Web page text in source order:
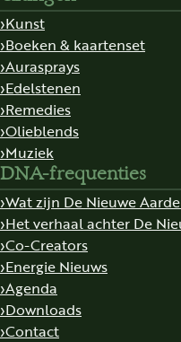
Kunst
Boeken & kaartenset
Aurasprays
Edelstenen
Remedies
Olieblends
Muziek
DNA-frequenties
Wat zijn De Nieuwe
Het verhaal achter De
Co-Creators
Energie Nieuws
Agenda
Downloads
Contact